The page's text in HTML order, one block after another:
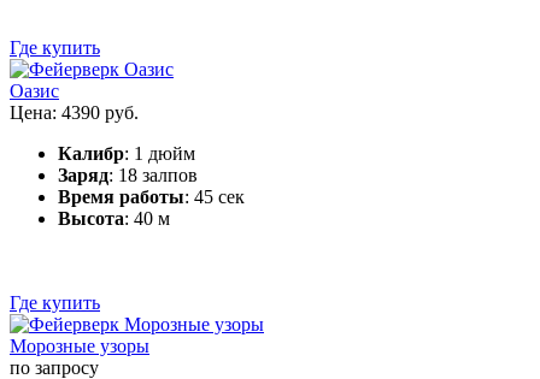
Где купить
Оазис
Цена: 4390 руб.
Калибр: 1 дюйм
Заряд: 18 залпов
Время работы: 45 сек
Высота: 40 м
Где купить
Морозные узоры
по запросу